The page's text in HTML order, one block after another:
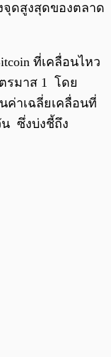
ดสูงสุดของตลาด
ที่เคลื่อนไหว
ตรมาส 1 โดย
ค่าเฉลี่ยเคลื่อนที่
น ซึ่งบ่งชี้ถึง